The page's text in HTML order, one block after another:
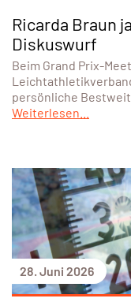
Ricarda Braun
Diskuswurf
Beim Grand Prix-
persönliche
Weiterlesen...
28. Juni 2026